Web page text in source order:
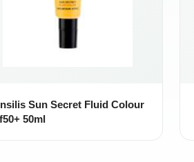
Sun Secret Fluid Colour
50ml